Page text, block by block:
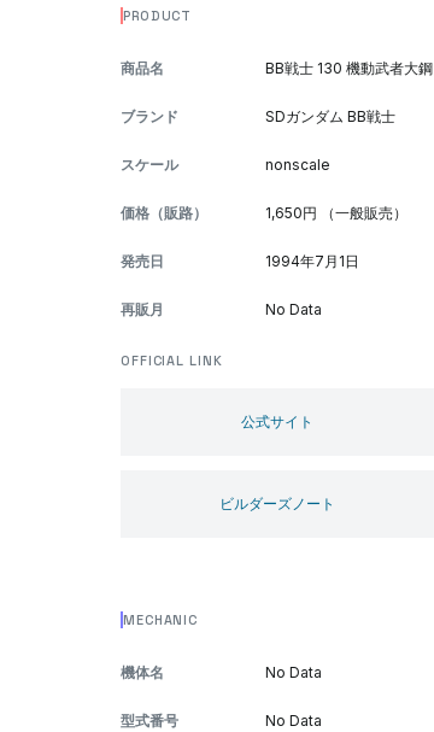
PRODUCT
商品名 BB戦士 130 機動武者大鋼
ブランド SDガンダム BB戦士
スケール nonscale
価格（販路） 1,650円 （一般販売）
発売日 1994年7月1日
再販月 No Data
OFFICIAL LINK
公式サイト
ビルダーズノート
MECHANIC
機体名 No Data
型式番号 No Data